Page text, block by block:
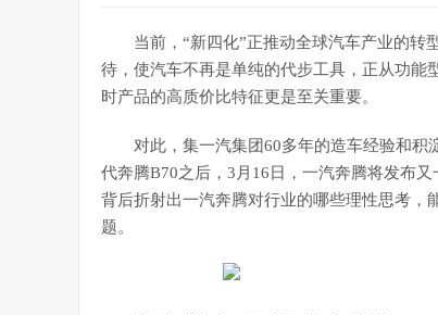
当前，“新四化”正推动全球汽车产业的转
待，使汽车不再是单纯的代步工具，正从功能
时产品的高质价比特征更是至关重要。
对此，集一汽集团60多年的造车经验和积
代奔腾B70之后，3月16日，一汽奔腾将发布
背后折射出一汽奔腾对行业的哪些理性思考，
题。